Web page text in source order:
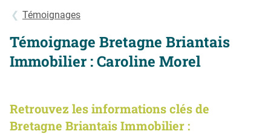
Témoignages
Témoignage Bretagne Briantais
Immobilier : Caroline Morel
Retrouvez les informations clés de
Bretagne Briantais Immobilier :